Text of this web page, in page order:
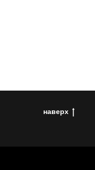
наверх